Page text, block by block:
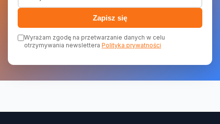
Zapisz się
Wyrażam zgodę na przetwarzanie danych w celu
otrzymywania newslettera Polityka prywatności